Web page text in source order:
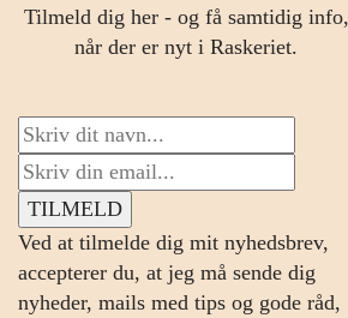
Tilmeld dig her - og få samtidig info,
når der er nyt i Raskeriet.
Ved at tilmelde dig mit nyhedsbrev,
accepterer du, at jeg må sende dig
nyheder, mails med tips og gode råd,